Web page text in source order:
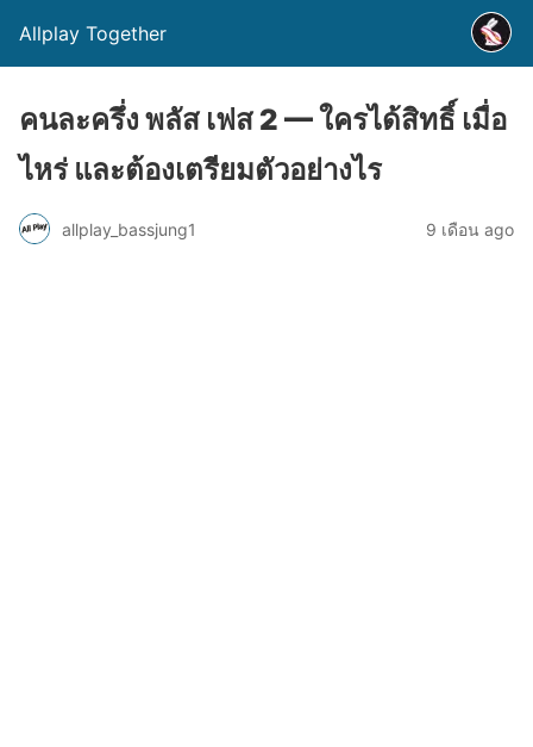
Allplay Together
คนละครึ่ง พลัส เฟส 2 — ใครได้สิทธิ์ เมื่อ
ไหร่ และต้องเตรียมตัวอย่างไร
allplay_bassjung1 9 เดือน ago